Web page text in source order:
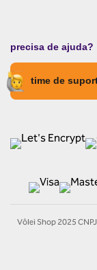
precisa de ajuda?
time de
Vôlei Shop 2025